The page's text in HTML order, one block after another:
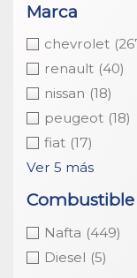
Marca
chevrolet
renault (40)
nissan (18)
peugeot (18)
fiat (17)
Ver 5 más
Combustible
Nafta (449)
Diesel (5)